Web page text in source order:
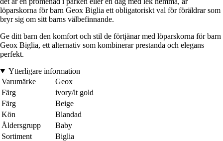
löparskorna för barn Geox Biglia ett obligatoriskt val för föräldrar som
bryr sig om sitt barns välbefinnande.
Ge ditt barn den komfort och stil de förtjänar med löparskorna för barn
Geox Biglia, ett alternativ som kombinerar prestanda och elegans
perfekt.
Ytterligare information
Varumärke
Geox
Färg
ivory/lt gold
Färg
Beige
Kön
Blandad
Åldersgrupp
Baby
Sortiment
Biglia